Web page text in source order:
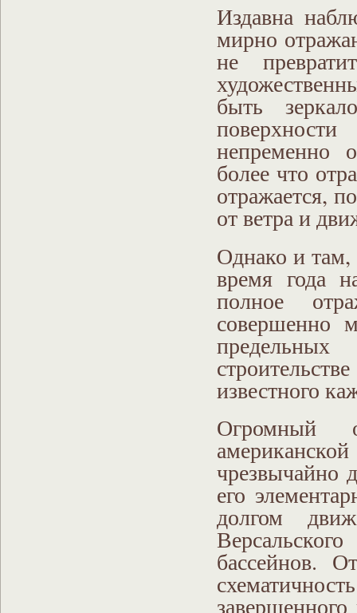
Издавна
мирно
не
быть
непременно
более что
отражается,
от ветра и
Однако и там,
время года
полное
совершенно
известного
Огромный
чрезвычайно
его
долгом
бассейнов.
завершенного